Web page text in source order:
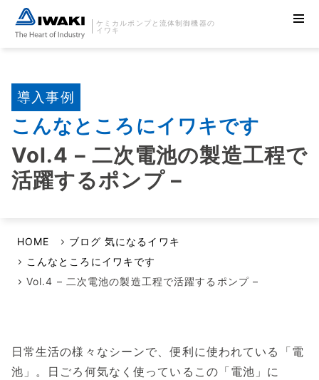
ケミカルポンプと流体制御機器の
イワキ
導入事例
こんなところにイワキです
Vol.4 – 二次電池の製造工程で
活躍するポンプ –
HOME
ブログ 気になるイワキ
こんなところにイワキです
Vol.4 – 二次電池の製造工程で活躍するポンプ –
日常生活の様々なシーンで、便利に使われている「電
池」。日ごろ何気なく使っているこの「電池」に